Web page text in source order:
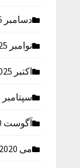
دسامبر 2025
نوامبر 2025
اکتبر 2025
سپتامبر 2025
آگوست 2020
می 2020